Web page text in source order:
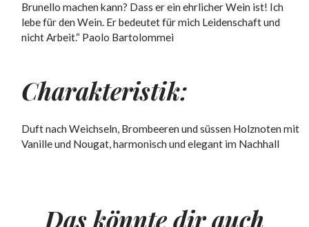
Brunello machen kann? Dass er ein ehrlicher Wein ist! Ich
lebe für den Wein. Er bedeutet für mich Leidenschaft und
nicht Arbeit.“ Paolo Bartolommei
Charakteristik:
Duft nach Weichseln, Brombeeren und süssen Holznoten mit
Vanille und Nougat, harmonisch und elegant im Nachhall
Das könnte dir auch